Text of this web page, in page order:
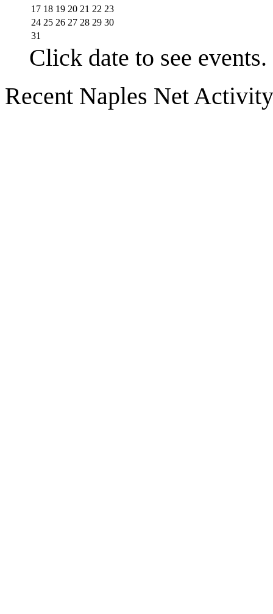
17 18 19 20 21 22 23
24 25 26 27 28 29 30
31
Click date to see events.
Recent Naples Net Activity